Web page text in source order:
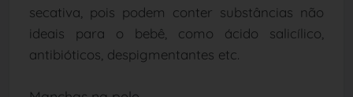
secativa, pois podem conter substâncias não
ideais para o bebê, como ácido salicílico
antibióticos, despigmentantes etc.